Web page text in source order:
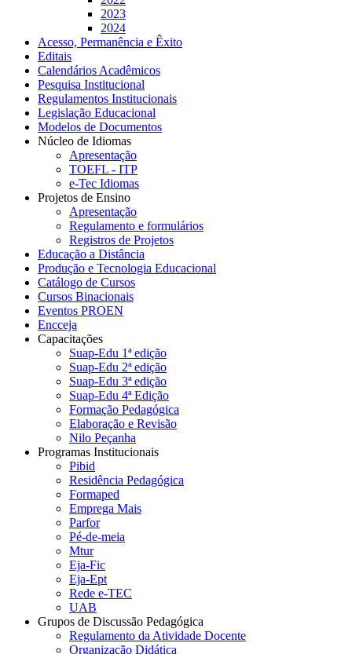
2023
2024
Acesso, Permanência e Êxito
Editais
Calendários Acadêmicos
Pesquisa Institucional
Regulamentos Institucionais
Legislação Educacional
Modelos de Documentos
Núcleo de Idiomas
Apresentação
TOEFL - ITP
e-Tec Idiomas
Projetos de Ensino
Apresentação
Regulamento e formulários
Registros de Projetos
Educação a Distância
Produção e Tecnologia Educacional
Catálogo de Cursos
Cursos Binacionais
Eventos PROEN
Encceja
Capacitações
Suap-Edu 1ª edição
Suap-Edu 2ª edição
Suap-Edu 3ª edição
Suap-Edu 4ª Edição
Formação Pedagógica
Elaboração e Revisão
Nilo Peçanha
Programas Institucionais
Pibid
Residência Pedagógica
Formaped
Emprega Mais
Parfor
Pé-de-meia
Mtur
Eja-Fic
Eja-Ept
Rede e-TEC
UAB
Grupos de Discussão Pedagógica
Regulamento da Atividade Docente
Organização Didática